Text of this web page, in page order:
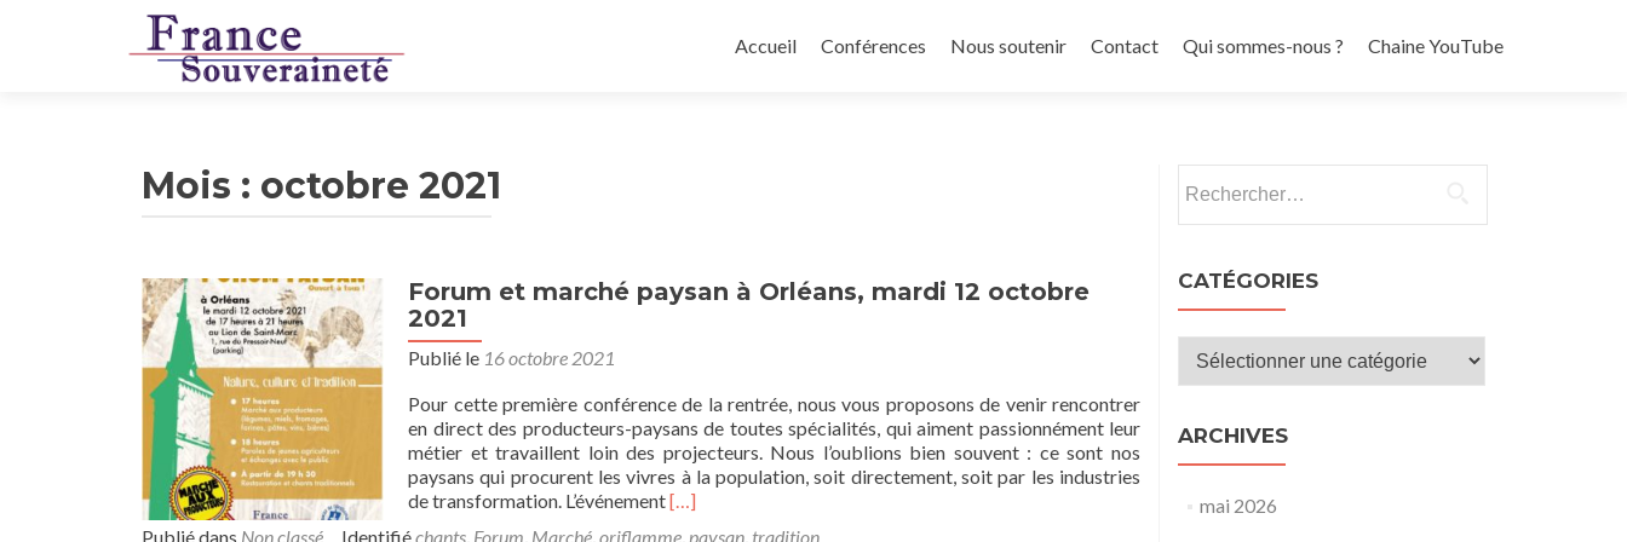
au
Accueil Conférences Nous soutenir Contact Qui sommes-nous ? Chaine YouTube
Mois : octobre 2021
Forum et marché paysan à Orléans, mardi 12 octobre
2021
Publié le 16 octobre 2021
Pour cette première conférence de la rentrée, nous vous proposons de venir rencontrer
en direct des producteurs-paysans de toutes spécialités, qui aiment passionnément leur
métier et travaillent loin des projecteurs. Nous l’oublions bien souvent : ce sont nos
paysans qui procurent les vivres à la population, soit directement, soit par les industries
de transformation. L’événementEn
[…]
Publié dans Non classé Identifiéchants, Forum, Marché,oriflamme,paysan, tradition
CATÉGORIES
Catégories
ARCHIVES
mai 2026